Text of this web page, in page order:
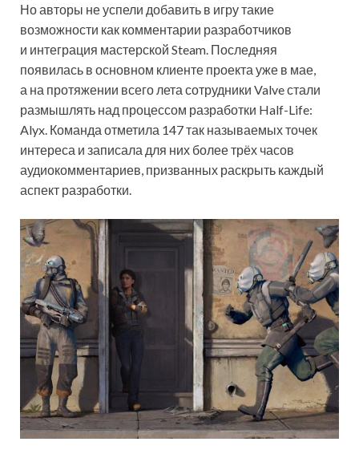
Но авторы не успели добавить в игру такие
возможности как комментарии разработчиков
и интеграция мастерской Steam. Последняя
появилась в основном клиенте проекта уже в мае,
а на протяжении всего лета сотрудники Valve стали
размышлять над процессом разработки Half-Life:
Alyx. Команда отметила 147 так называемых точек
интереса и записала для них более трёх часов
аудиокомментариев, призванных раскрыть каждый
аспект разработки.